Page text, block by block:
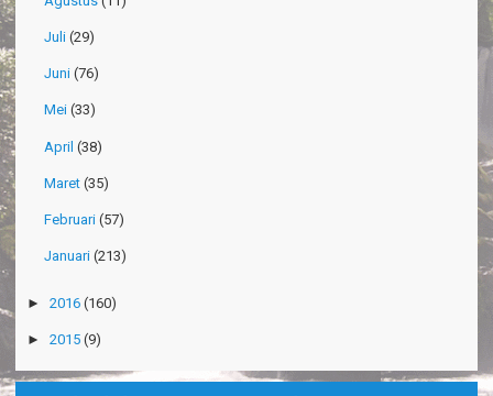
Juli (29)
Juni (76)
Mei (33)
April (38)
Maret (35)
Februari (57)
Januari (213)
► 2016 (160)
► 2015 (9)